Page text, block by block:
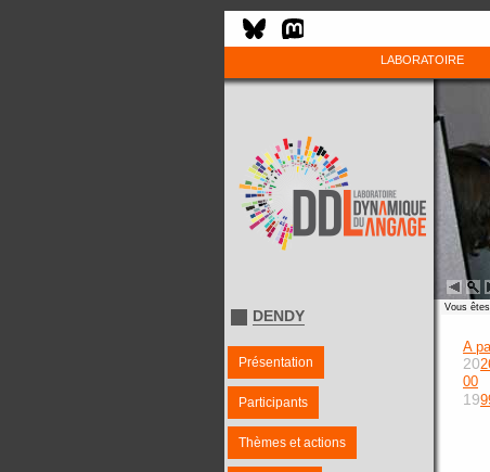
LABORATOIRE
DENDY
Présentation
Participants
Thèmes et actions
Vous
A
20
00
19